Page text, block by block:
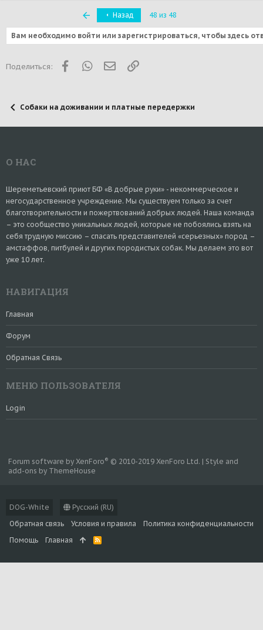
ПервыйНазад 48 из 48
Вам необходимо войти или зарегистрироваться, чтобы здесь
Поделиться: FacebookWhatsAppЭлектронная почта
Ссылка
Собаки на доживании и платные передержки
О НАС
Шереметьевский приют БФ «В добрые руки» - некоммерческое и
негосударственное учреждение. Мы существуем только за счет
благотворительности и пожертвований добрых людей. Наша команда
– это сообщество уникальных людей, которые не побоялись взять на
себя трудную миссию – спасать представителей «серьезных» пород –
амстаффов, питбулей и других породистых собак. Мы делаем это вот
уже 10 лет.
НАВИГАЦИЯ
Главная
Форум
Обратная Связь
МЕНЮ ПОЛЬЗОВАТЕЛЯ
Login
DOG-White
Русский (RU)
Обратная связь
Условия и правила
Политика конфиденциальности
Помощь
Главная
R
S
Forum software by XenForo® © 2010-2019 XenForo Ltd. | Style and
add-ons by ThemeHouse